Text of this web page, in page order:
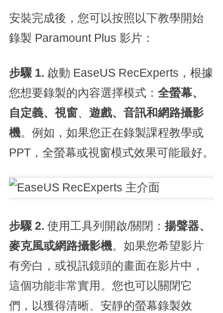
安裝完成後，您可以按照以下教學開始
錄製 Paramount Plus 影片：
步驟 1. 啟動 EaseUS RecExperts，根據
您想要錄製的內容選擇模式： 全螢幕、
自定義、 視窗、 遊戲、音訊和網路攝影
機。例如，如果您正在錄製課程教學或
PPT，全螢幕或視窗模式效果可能最好。
步驟 2. 使用工具列開啟/關閉： 揚聲器、
麥克風或網路攝影機。如果您希望影片
有旁白，或視訊鏡頭的畫面在影片中，
這個功能非常實用。您也可以關閉它
們，以獲得清晰、安靜的螢幕錄製效